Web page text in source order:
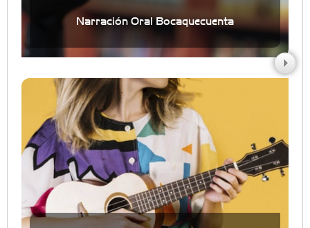
Narración Oral Bocaquecuenta